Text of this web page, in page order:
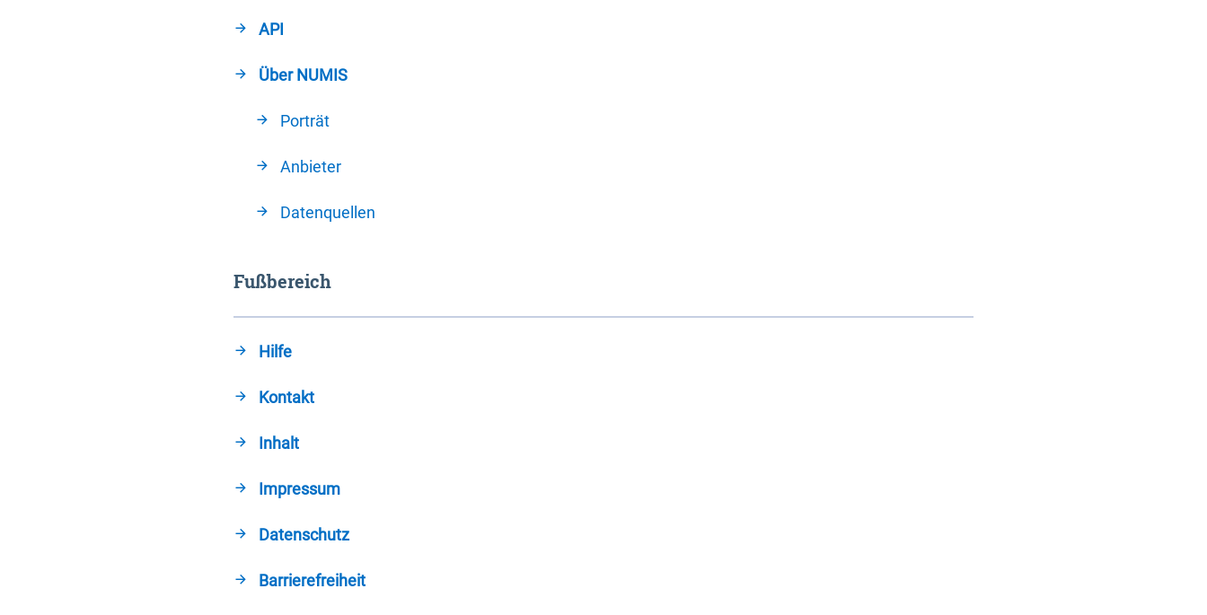
API
Über NUMIS
Porträt
Anbieter
Datenquellen
Fußbereich
Hilfe
Kontakt
Inhalt
Impressum
Datenschutz
Barrierefreiheit